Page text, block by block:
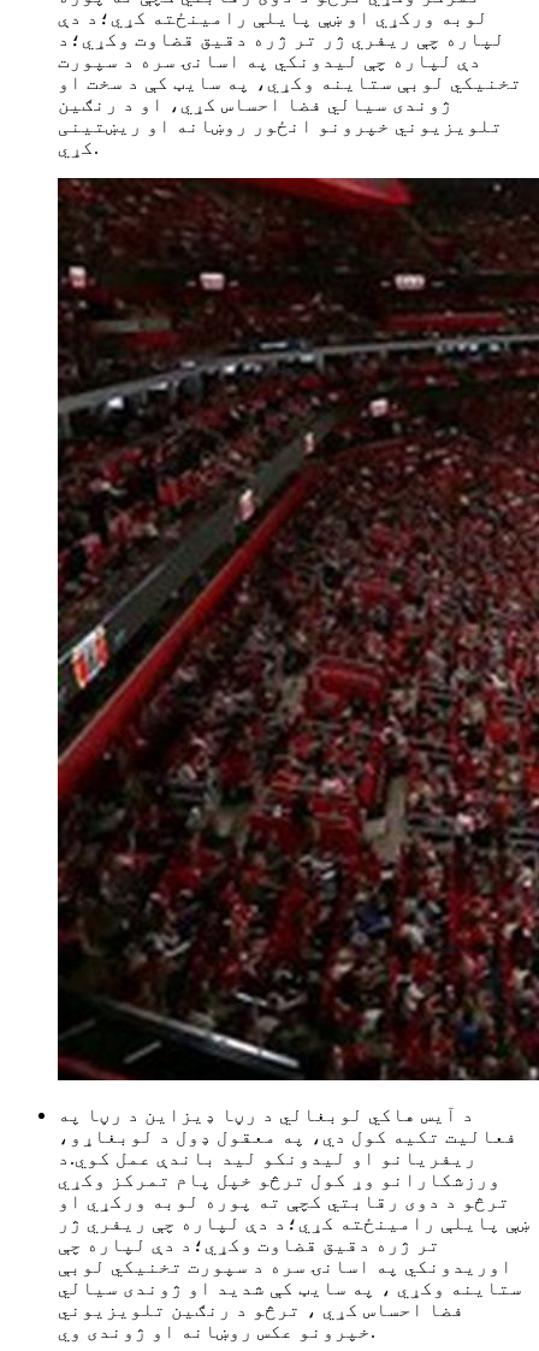
لوبه ورکړي او ښې پایلې رامینځته کړي؛د دې
لپاره چې ریفري ژر تر ژره دقیق قضاوت وکړي؛د
دې لپاره چې لیدونکي په اسانۍ سره د سپورت
تخنیکي لوبې ستاینه وکړي، په سایټ کې د سخت او
ژوندی سیالي فضا احساس کړي، او د رنګین
تلویزیوني خپرونو انځور روښانه او ریښتینی
کړي.
د آیس هاکي لوبغالي د رڼا ډیزاین د رڼا په
فعالیت تکیه کول دي، په معقول ډول د لوبغاړو،
ریفریانو او لیدونکو لید باندې عمل کوي.د
ورزشکارانو وړ کول ترڅو خپل پام تمرکز وکړي
ترڅو د دوی رقابتي کچې ته پوره لوبه ورکړي او
ښې پایلې رامینځته کړي؛د دې لپاره چې ریفري ژر
تر ژره دقیق قضاوت وکړي؛د دې لپاره چې
اوریدونکي په اسانۍ سره د سپورت تخنیکي لوبې
ستاینه وکړي ، په سایټ کې شدید او ژوندی سیالي
فضا احساس کړي ، ترڅو د رنګین تلویزیوني
خپرونو عکس روښانه او ژوندی وي.